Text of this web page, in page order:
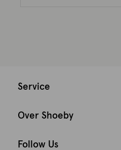
Service
Over Shoeby
Follow Us